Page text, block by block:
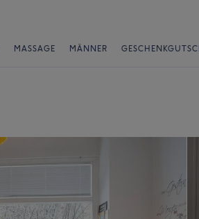
MASSAGE MÄNNER